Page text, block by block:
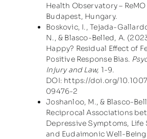
Health Observatory –
Budapest, Hungary.
Boskovic, I., Tejada-
N., & Blasco-Belled, A.
Happy? Residual Effect of
Positive Response Bias.
Injury and Law, 1-9.
DOI: https://doi.org/
09476-2
Joshanloo, M., & Blasco-
Reciprocal Associations
Depressive Symptoms,
and Eudaimonic Well-